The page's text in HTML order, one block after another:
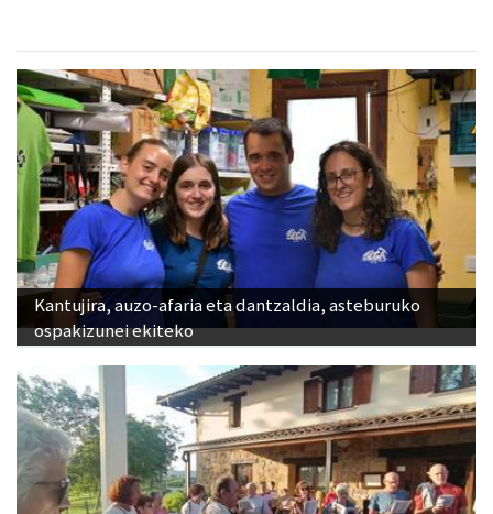
Kantujira, auzo-afaria eta dantzaldia, asteburuko
ospakizunei ekiteko